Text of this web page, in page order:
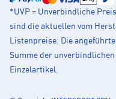
*UVP = Unverbindliche
sind die aktuellen vom
Listenpreise. Die
Summe der
Einzelartikel.